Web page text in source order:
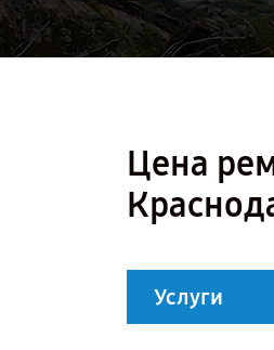
Цена
Услуги